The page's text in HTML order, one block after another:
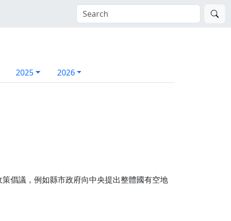
2025 2026
倡議，例如縣市政府向中央提出整體國有空地